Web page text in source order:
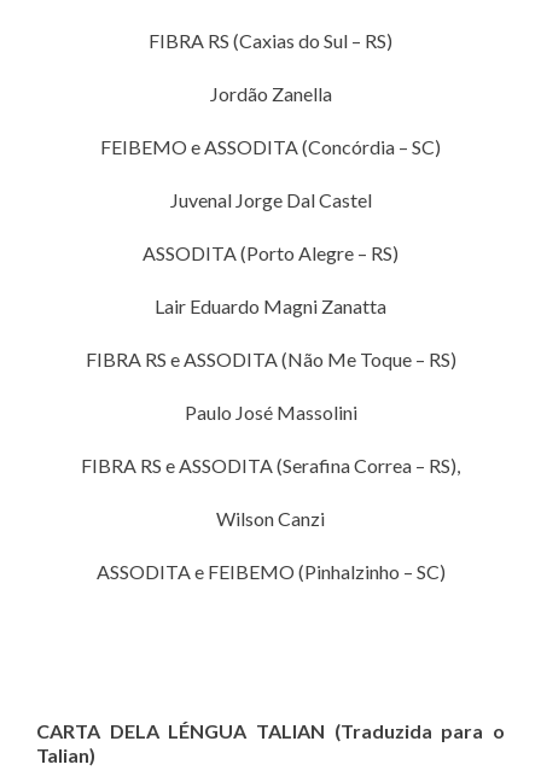
FIBRA RS (Caxias do Sul – RS)
Jordão Zanella
FEIBEMO e ASSODITA (Concórdia – SC)
Juvenal Jorge Dal Castel
ASSODITA (Porto Alegre – RS)
Lair Eduardo Magni Zanatta
FIBRA RS e ASSODITA (Não Me Toque – RS)
Paulo José Massolini
FIBRA RS e ASSODITA (Serafina Correa – RS),
Wilson Canzi
ASSODITA e FEIBEMO (Pinhalzinho – SC)
CARTA DELA LÉNGUA TALIAN (Traduzida para o
Talian)